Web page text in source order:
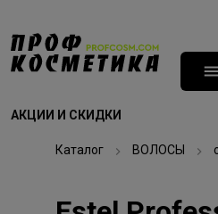
АКЦИИ И СКИДКИ
Каталог ВОЛОСЫ